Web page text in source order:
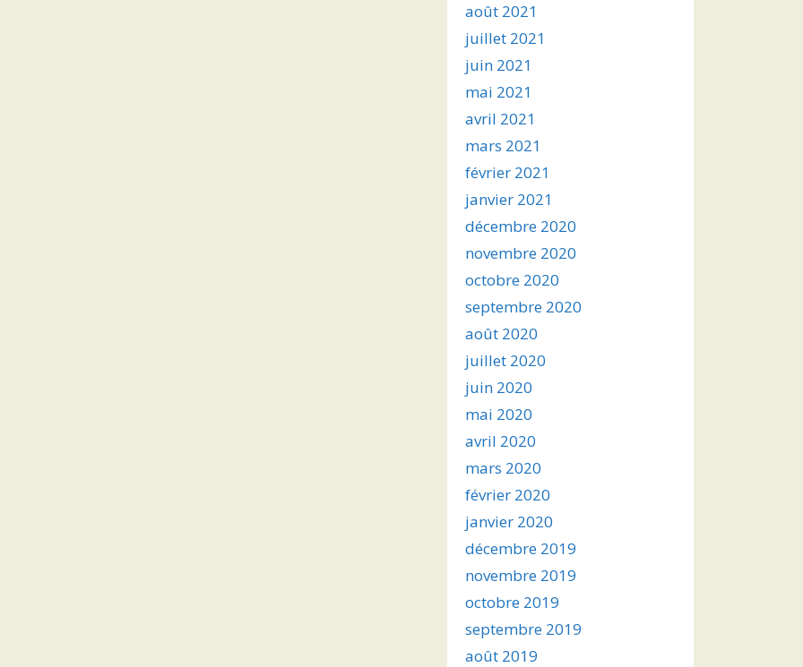
août 2021
juillet 2021
juin 2021
mai 2021
avril 2021
mars 2021
février 2021
janvier 2021
décembre 2020
novembre 2020
octobre 2020
septembre 2020
août 2020
juillet 2020
juin 2020
mai 2020
avril 2020
mars 2020
février 2020
janvier 2020
décembre 2019
novembre 2019
octobre 2019
septembre 2019
août 2019